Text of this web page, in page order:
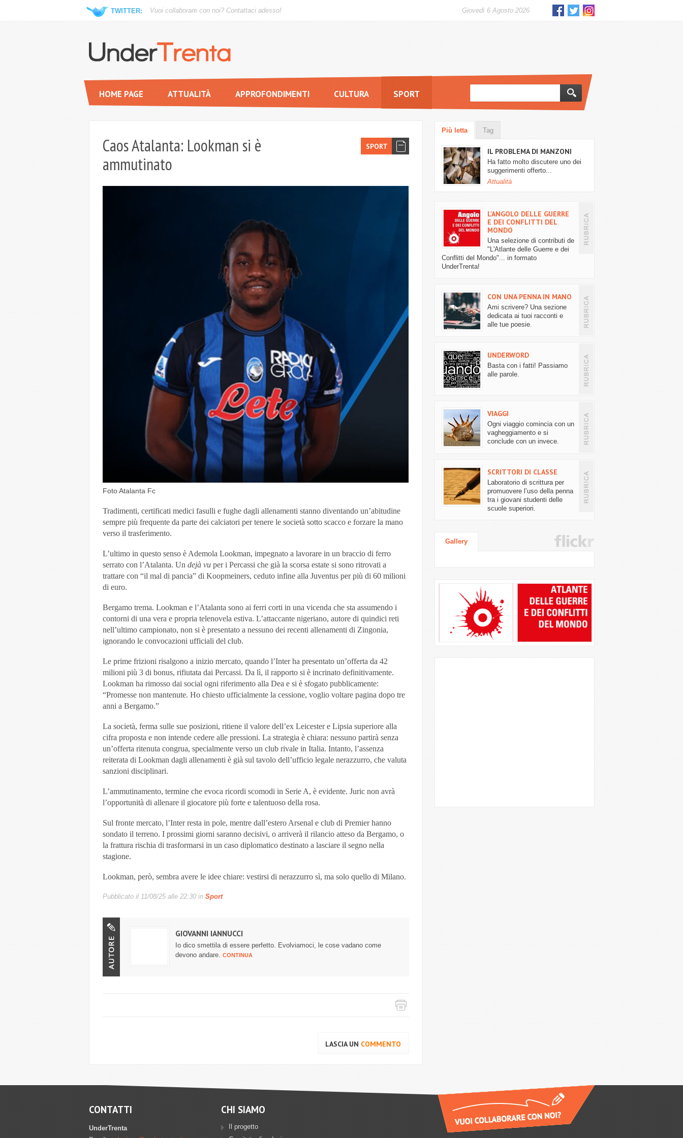
HOME PAGE ATTUALITÀ APPROFONDIMENTI CULTURA SPORT
Caos Atalanta: Lookman si è
ammutinato
Foto Atalanta Fc
Tradimenti, certificati medici fasulli e fughe dagli allenamenti stanno diventando un’abitudine
sempre più frequente da parte dei calciatori per tenere le società sotto scacco e forzare la mano
verso il trasferimento.
L’ultimo in questo senso è Ademola Lookman, impegnato a lavorare in un braccio di ferro
serrato con l’Atalanta. Un dejà vuper i Percassi che già la scorsa estate si sono ritrovati a
trattare con “il mal di pancia” di Koopmeiners, ceduto infine alla Juventus per più di 60 milioni
di euro.
Bergamo trema. Lookman e l’Atalanta sono ai ferri corti in una vicenda che sta assumendo i
contorni di una vera e propria telenovela estiva. L’attaccante nigeriano, autore di quindici reti
nell’ultimo campionato, non si è presentato a nessuno dei recenti allenamenti di Zingonia,
ignorando le convocazioni ufficiali del club.
Le prime frizioni risalgono a inizio mercato, quando l’Inter ha presentato un’offerta da 42
milioni più 3 di bonus, rifiutata dai Percassi. Da lì, il rapporto si è incrinato definitivamente.
Lookman ha rimosso dai social ogni riferimento alla Dea e si è sfogato pubblicamente:
“Promesse non mantenute. Ho chiesto ufficialmente la cessione, voglio voltare pagina dopo tre
anni a Bergamo.”
La società, ferma sulle sue posizioni, ritiene il valore dell’ex Leicester e Lipsia superiore alla
cifra proposta e non intende cedere alle pressioni. La strategia è chiara: nessuno partirà senza
un’offerta ritenuta congrua, specialmente verso un club rivale in Italia. Intanto, l’assenza
reiterata di Lookman dagli allenamenti è già sul tavolo dell’ufficio legale nerazzurro, che valuta
sanzioni disciplinari.
L’ammutinamento, termine che evoca ricordi scomodi in Serie A, è evidente. Juric non avrà
l’opportunità di allenare il giocatore più forte e talentuoso della rosa.
Sul fronte mercato, l’Inter resta in pole, mentre dall’estero Arsenal e club di Premier hanno
sondato il terreno. I prossimi giorni saranno decisivi, o arriverà il rilancio atteso da Bergamo, o
la frattura rischia di trasformarsi in un caso diplomatico destinato a lasciare il segno nella
stagione.
Lookman, però, sembra avere le idee chiare: vestirsi di nerazzurro sì, ma solo quello di Milano.
SPORT
Pubblicato il 11/08/25 alle 22:30in Sport
GIOVANNI IANNUCCI
Io dico smettila di essere perfetto. Evolviamoci, le cose vadano come
devono andare. CONTINUA
LASCIA UN COMMENTO
Più letta Tag
IL PROBLEMA DI MANZONI
Ha fatto molto discutere uno dei
suggerimenti offerto...
Attualità
L'ANGOLO DELLE GUERRE
E DEI CONFLITTI DEL
MONDO
Una selezione di contributi de
"L'Atlante delle Guerre e dei
Conflitti del Mondo"... in formato
UnderTrenta!
CON UNA PENNA IN MANO
Ami scrivere? Una sezione
dedicata ai tuoi racconti e
alle tue poesie.
UNDERWORD
Basta con i fatti! Passiamo
alle parole.
VIAGGI
Ogni viaggio comincia con un
vagheggiamento e si
conclude con un invece.
SCRITTORI DI CLASSE
Laboratorio di scrittura per
promuovere l’uso della penna
tra i giovani studenti delle
scuole superiori.
Gallery
TWITTER: Vuoi collaborare con noi? Contattaci adesso! giovedì 6 Agosto 2026
CONTATTI
UnderTrenta
CHI SIAMO
Il progetto